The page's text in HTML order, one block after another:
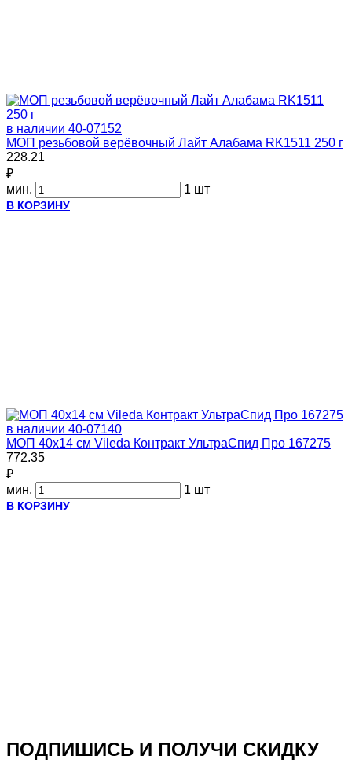
в наличии 40-07152
МОП резьбовой верёвочный Лайт Алабама RK1511 250 г
228.21
₽
мин.
1 шт
В КОРЗИНУ
в наличии 40-07140
МОП 40х14 см Vileda Контракт УльтраСпид Про 167275
772.35
₽
мин.
1 шт
В КОРЗИНУ
ПОДПИШИСЬ И ПОЛУЧИ СКИДКУ